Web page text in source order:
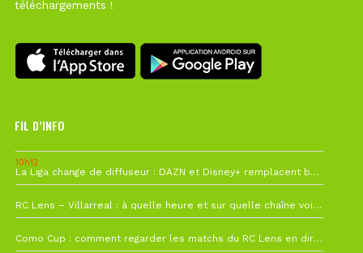
téléchargements !
FIL D’INFO
10h12
La Liga change de diffuseur : DAZN et Disney+ remplacent beIN Sports !
RC Lens – Villarreal : à quelle heure et sur quelle chaîne voir la finale de la Como Cup ?
Como Cup : comment regarder les matchs du RC Lens en direct ?